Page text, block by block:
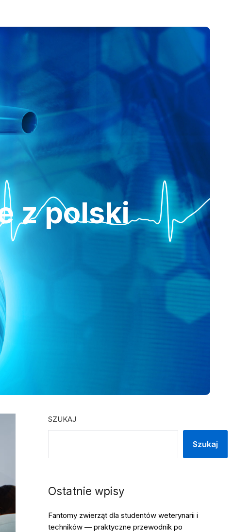
z polski
SZUKAJ
Szukaj
Ostatnie wpisy
Fantomy zwierząt dla studentów weterynarii i
techników — praktyczne przewodnik po